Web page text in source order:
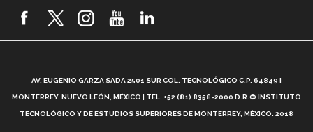
2026! (video)
¿Cómo es el Modelo Educativo Tec? (video)
AV. EUGENIO GARZA SADA 2501 SUR COL. TECNOLÓGICO C.P. 64849 |
MONTERREY, NUEVO LEÓN, MÉXICO | TEL. +52 (81) 8358-2000 D.R.© INSTITUTO
TECNOLÓGICO Y DE ESTUDIOS SUPERIORES DE MONTERREY, MÉXICO. 2018